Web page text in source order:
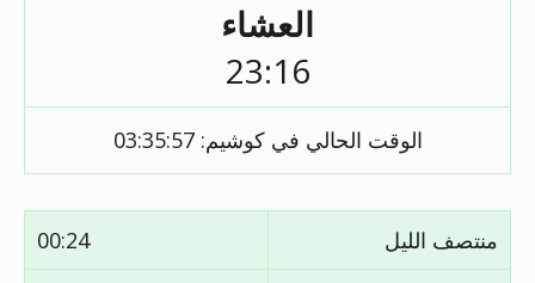
العشاء
23:16
الوقت الحالي في كوشيم:03:35:57
منتصف الليل 00:24